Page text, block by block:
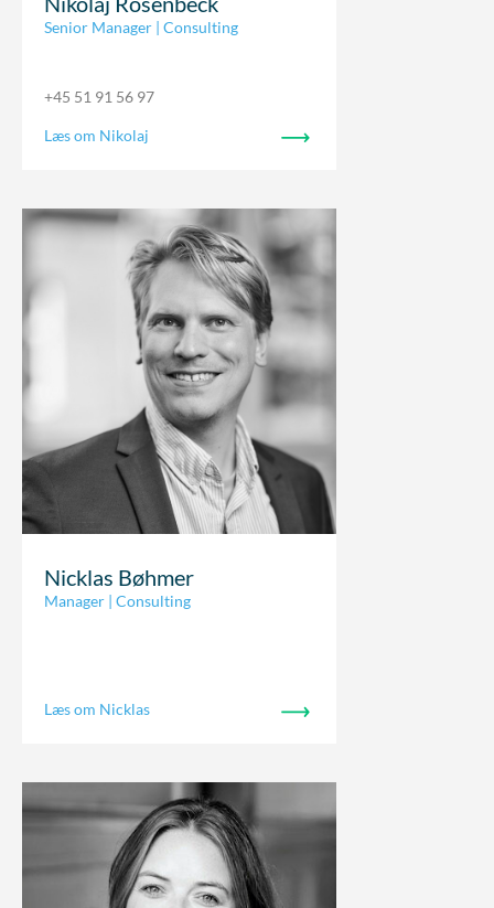
Senior Manager | Consulting
+45 51 91 56 97
Læs om Nikolaj
Nicklas Bøhmer
Manager | Consulting
Læs om Nicklas